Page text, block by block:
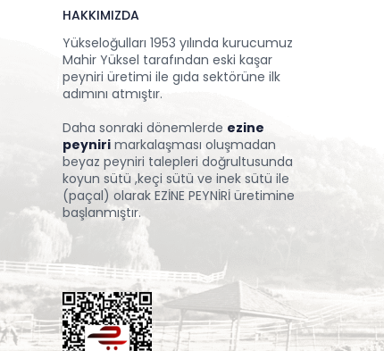
HAKKIMIZDA
Yükseloğulları 1953 yılında kurucumuz
Mahir Yüksel tarafından eski kaşar
peyniri üretimi ile gıda sektörüne ilk
adımını atmıştır.
Daha sonraki dönemlerde ezine
peynirimarkalaşması oluşmadan
beyaz peyniri talepleri doğrultusunda
koyun sütü ,keçi sütü ve inek sütü ile
(paçal) olarak EZİNE PEYNİRİ üretimine
başlanmıştır.